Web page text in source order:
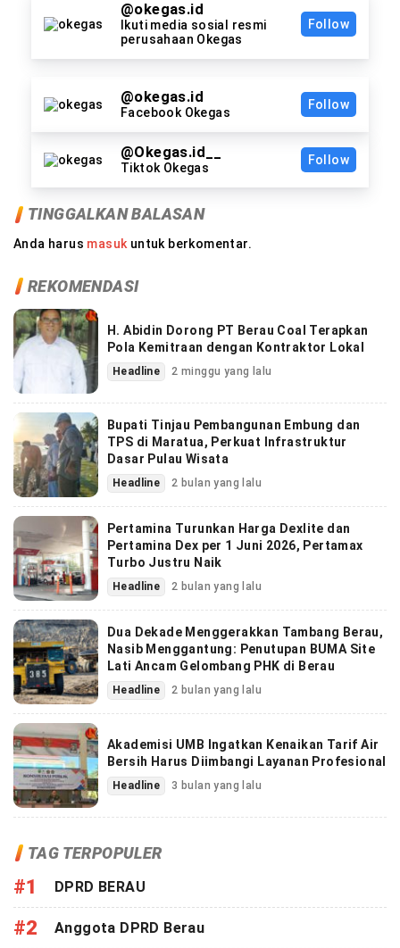
@okegas.id
Ikuti media sosial resmi
perusahaan Okegas
Follow
@okegas.id
Facebook Okegas
Follow
@Okegas.id__
Tiktok Okegas
Follow
TINGGALKAN BALASAN
Anda harus masukuntuk berkomentar.
REKOMENDASI
H. Abidin Dorong PT Berau Coal Terapkan
Pola Kemitraan dengan Kontraktor Lokal
Headline 2 minggu yang lalu
Bupati Tinjau Pembangunan Embung dan
TPS di Maratua, Perkuat Infrastruktur
Dasar Pulau Wisata
Headline 2 bulan yang lalu
Pertamina Turunkan Harga Dexlite dan
Pertamina Dex per 1 Juni 2026, Pertamax
Turbo Justru Naik
Headline 2 bulan yang lalu
Dua Dekade Menggerakkan Tambang Berau,
Nasib Menggantung: Penutupan BUMA Site
Lati Ancam Gelombang PHK di Berau
Headline 2 bulan yang lalu
Akademisi UMB Ingatkan Kenaikan Tarif Air
Bersih Harus Diimbangi Layanan Profesional
Headline 3 bulan yang lalu
TAG TERPOPULER
#1 DPRD BERAU
#2 Anggota DPRD Berau